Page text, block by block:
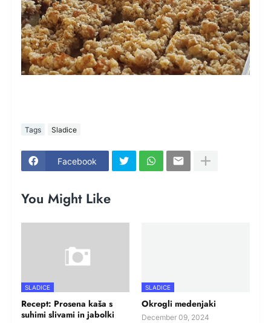
Tags Sladice
Facebook
You Might Like
SLADICE
Recept: Prosena kaša s
suhimi slivami in jabolki
SLADICE
Okrogli medenjaki
December 09, 2024